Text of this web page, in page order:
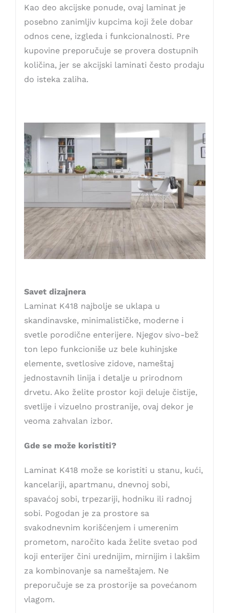
Kao deo akcijske ponude, ovaj laminat je
posebno zanimljiv kupcima koji žele dobar
odnos cene, izgleda i funkcionalnosti. Pre
kupovine preporučuje se provera dostupnih
količina, jer se akcijski laminati često prodaju
do isteka zaliha.
Savet dizajnera
Laminat K418 najbolje se uklapa u
skandinavske, minimalističke, moderne i
svetle porodične enterijere. Njegov sivo-bež
ton lepo funkcioniše uz bele kuhinjske
elemente, svetlosive zidove, nameštaj
jednostavnih linija i detalje u prirodnom
drvetu. Ako želite prostor koji deluje čistije,
svetlije i vizuelno prostranije, ovaj dekor je
veoma zahvalan izbor.
Gde se može koristiti?
Laminat K418 može se koristiti u stanu, kući,
kancelariji, apartmanu, dnevnoj sobi,
spavaćoj sobi, trpezariji, hodniku ili radnoj
sobi. Pogodan je za prostore sa
svakodnevnim korišćenjem i umerenim
prometom, naročito kada želite svetao pod
koji enterijer čini urednijim, mirnijim i lakšim
za kombinovanje sa nameštajem. Ne
preporučuje se za prostorije sa povećanom
vlagom.